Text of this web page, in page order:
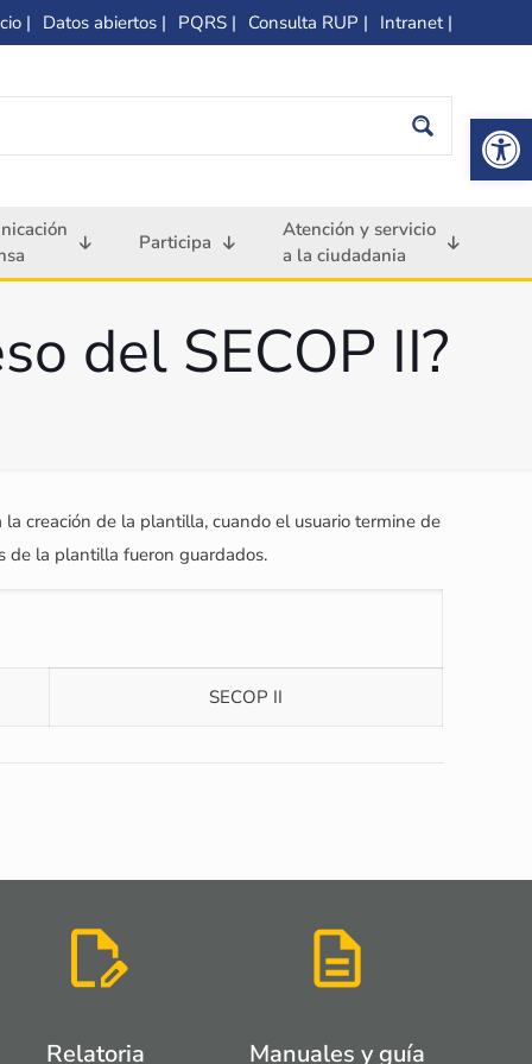
| Datos abiertos | PQRS | Consulta RUP | Intranet |
Participa
Atención y servicio
a la ciudadania
del SECOP II?
la creación de la plantilla, cuando el usuario termine de
de la plantilla fueron guardados.
SECOP II
Relatoria Manuales y guía